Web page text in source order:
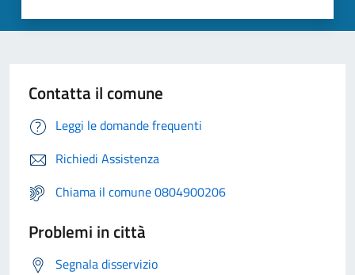
Contatta il comune
Leggi le domande frequenti
Richiedi Assistenza
Chiama il comune 0804900206
Problemi in città
Segnala disservizio